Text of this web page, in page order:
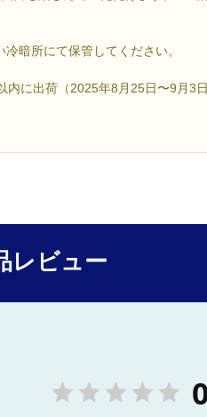
暗所にて保管してください。
内に出荷（2025年8月25日〜9月3
レビュー